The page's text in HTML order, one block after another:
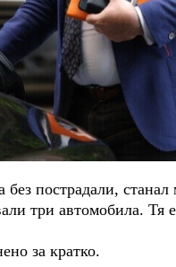
пострадали,
три автомобила.
за кратко.